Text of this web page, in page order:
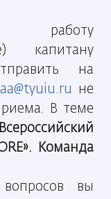
работу
капитану
на
не
В теме
». Команда
вы